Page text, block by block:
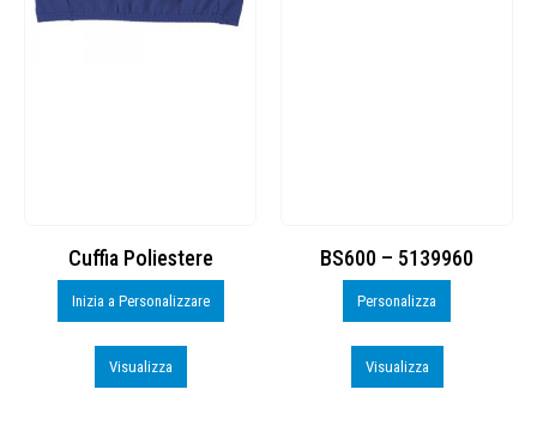
Cuffia Poliestere
Inizia a Personalizzare
Visualizza
BS600 – 5139960
Personalizza
Visualizza